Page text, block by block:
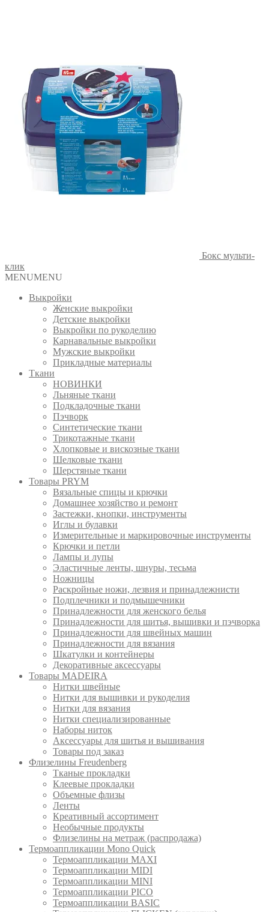
Бокс мульти-
клик
MENUMENU
Выкройки
Женские выкройки
Детские выкройки
Выкройки по рукоделию
Карнавальные выкройки
Мужские выкройки
Прикладные материалы
Ткани
НОВИНКИ
Льняные ткани
Подкладочные ткани
Пэчворк
Синтетические ткани
Трикотажные ткани
Хлопковые и вискозные ткани
Шелковые ткани
Шерстяные ткани
Товары PRYM
Вязальные спицы и крючки
Домашнее хозяйство и ремонт
Застежки, кнопки, инструменты
Иглы и булавки
Измерительные и маркировочные инструменты
Крючки и петли
Лампы и лупы
Эластичные ленты, шнуры, тесьма
Ножницы
Раскройные ножи, лезвия и принадлежнисти
Подплечники и подмышечники
Принадлежности для женского белья
Принадлежности для шитья, вышивки и пэчворка
Принадлежности для швейных машин
Принадлежности для вязания
Шкатулки и контейнеры
Декоративные аксессуары
Товары MADEIRA
Нитки швейные
Нитки для вышивки и рукоделия
Нитки для вязания
Нитки специализированные
Наборы ниток
Аксессуары для шитья и вышивания
Товары под заказ
Флизелины Freudenberg
Тканые прокладки
Клеевые прокладки
Объемные флизы
Ленты
Креативный ассортимент
Необычные продукты
Флизелины на метраж (распродажа)
Термоаппликации Mono Quick
Термоаппликации MAXI
Термоаппликации MIDI
Термоаппликации MINI
Термоаппликации PICO
Термоаппликации BASIC